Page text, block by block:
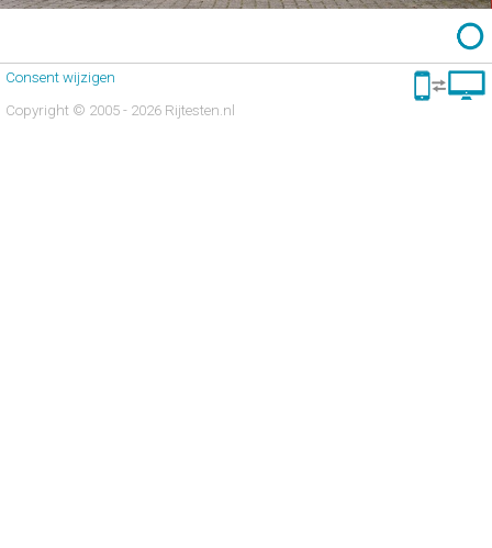
Consent wijzigen
Copyright © 2005 - 2026 Rijtesten.nl